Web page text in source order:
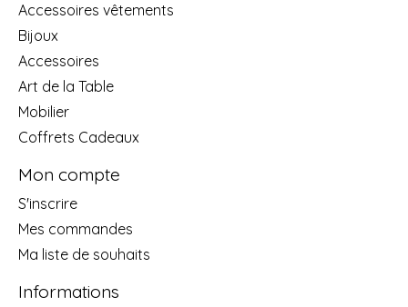
Accessoires vêtements
Bijoux
Accessoires
Art de la Table
Mobilier
Coffrets Cadeaux
Mon compte
S'inscrire
Mes commandes
Ma liste de souhaits
Informations